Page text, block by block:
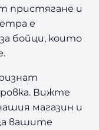
пристягане и
е
бойци, които
Вижте
магазин и
вашите